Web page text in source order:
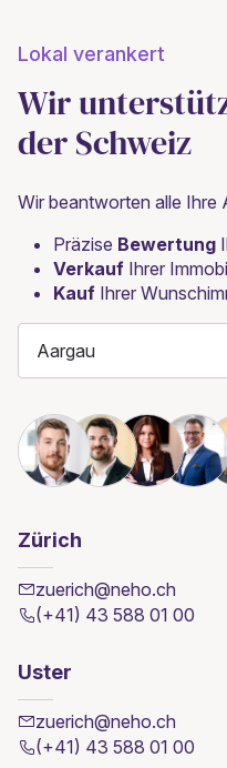
Lokal verankert
Wir
der Schweiz
Wir beantworten alle Ihre
Präzise Bewertung
Verkauf Ihrer
Kauf Ihrer
Zürich
zuerich@neho.ch
(+41) 43 588 01 00
Uster
zuerich@neho.ch
(+41) 43 588 01 00